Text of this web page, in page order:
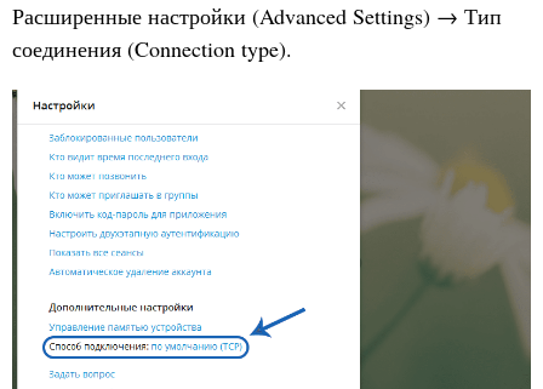
Расширенные настройки (Advanced Settings) → Тип
соединения (Connection type).